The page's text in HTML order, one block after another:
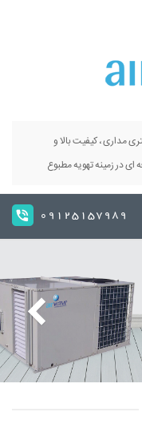
مداری ، کیفیت بالا و
در زمینه تهویه مطبوع
09125157989